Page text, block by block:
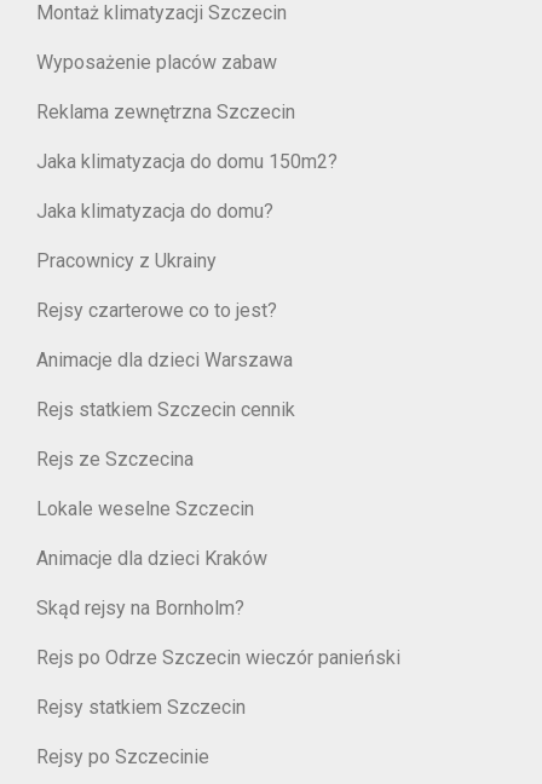
Montaż klimatyzacji Szczecin
Wyposażenie placów zabaw
Reklama zewnętrzna Szczecin
Jaka klimatyzacja do domu 150m2?
Jaka klimatyzacja do domu?
Pracownicy z Ukrainy
Rejsy czarterowe co to jest?
Animacje dla dzieci Warszawa
Rejs statkiem Szczecin cennik
Rejs ze Szczecina
Lokale weselne Szczecin
Animacje dla dzieci Kraków
Skąd rejsy na Bornholm?
Rejs po Odrze Szczecin wieczór panieński
Rejsy statkiem Szczecin
Rejsy po Szczecinie